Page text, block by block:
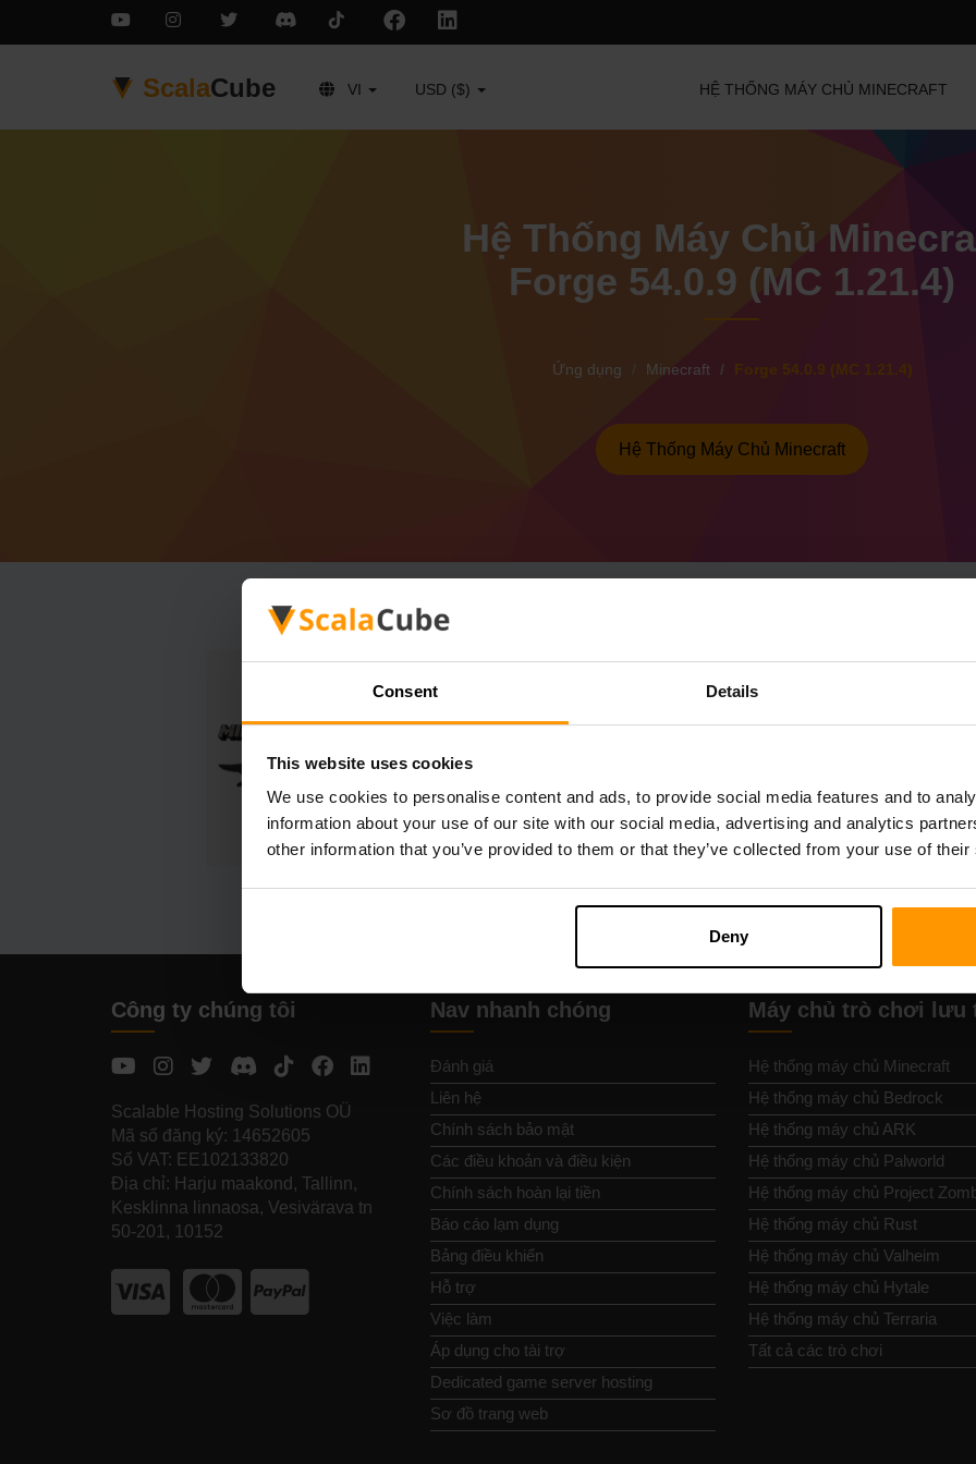
Consent Details
This website uses cookies
We use cookies to personalise content and ads, to provide social media features and to
information about your use of our site with our social media, advertising and analytics
other information that you’ve provided to them or that they’ve collected from your use of
Deny
ScalaCube VI USD ($) HỆ THỐNG MÁY CHỦ MINECRAFT
Hệ Thống Máy Chủ
Forge 54.0.9 (MC 1.21.4)
Ứng dụng Minecraft Forge 54.0.9 (MC 1.21.4)
Hệ Thống Máy Chủ Minecraft
Cách tạo Minecraft
Máy chủ
chủ của bạn → Máy chủ trò chơi →
Thích chơi trên máy chủ!
Công ty chúng tôi
Scalable Hosting Solutions OÜ
Mã số đăng ký: 14652605
Số VAT: EE102133820
Địa chỉ: Harju maakond, Tallinn,
Kesklinna linnaosa, Vesivärava tn
50-201, 10152
Nav nhanh chóng
Đánh giá
Liên hệ
Chính sách bảo mật
Các điều khoản và điều kiện
Chính sách hoàn lại tiền
Báo cáo lạm dụng
Bảng điều khiển
Hỗ trợ
Việc làm
Áp dụng cho tài trợ
Dedicated game server hosting
Sơ đồ trang web
Máy chủ trò chơi lưu
Hệ thống máy chủ Minecraft
Hệ thống máy chủ Bedrock
Hệ thống máy chủ ARK
Hệ thống máy chủ Palworld
Hệ thống máy chủ Project
Hệ thống máy chủ Rust
Hệ thống máy chủ Valheim
Hệ thống máy chủ Hytale
Hệ thống máy chủ Terraria
Tất cả các trò chơi